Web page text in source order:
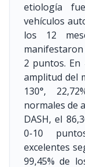
etiología
vehículos
los 12
2 puntos. En
amplitud del
130°,
normales de
DASH, el
0-10
excelentes
99,45% de